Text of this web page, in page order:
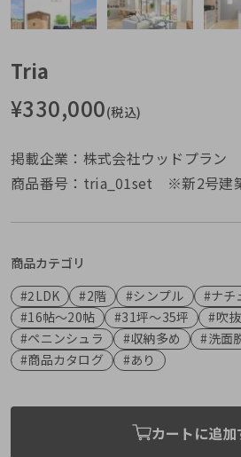
Tria
¥330,000(税込)
掲載企業：株式会社ウッドプラン
商品番号：tria_01set ※新2号建
商品カテゴリ
#2LDK
#2階 #シンプル #ナチ
#16帖〜20帖
#31坪〜35坪 #吹
#ペニンシュラ
#収納多め #洗面
#商品カタログ
#あり
カートに追加